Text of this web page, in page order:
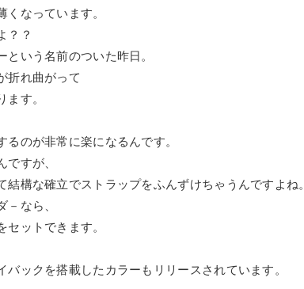
なっています。
？？
いう名前のついた昨日。
折れ曲がって
す。
のが非常に楽になるんです。
すが、
構な確立でストラップをふんずけちゃうんですよね。
なら、
ットできます。
ックを搭載したカラーもリリースされています。